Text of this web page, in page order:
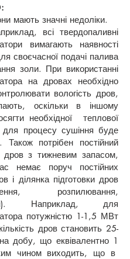
мають значні недоліки.
всі твердопаливні
вимагають наявності
своєчасної подачі палива
золи. При використанні
на дровах необхідно
вологість дров,
оскільки в іншому
необхідної теплової
для процесу сушіння буде
Також потрібен постійний
з тижневим запасом,
немає поруч постійних
і ділянка підготовки дров
розпилювання,
Наприклад, для
потужністю 1-1,5 МВт
дров становить 25-
добу, що еквівалентно 1
чином виходить, що в